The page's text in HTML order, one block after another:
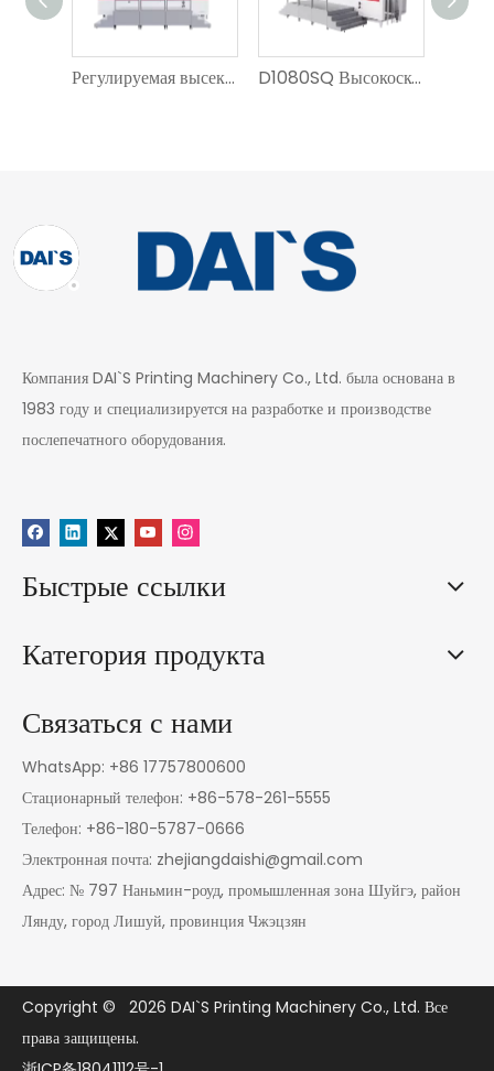
Регулируемая высекальная машина и биговальная машина D1300s D1080SQ Высокоскоростная ротационная автоматическая машина для высечки и биговки
Компания DAI`S Printing Machinery Co., Ltd. была основана в
1983 году и специализируется на разработке и производстве
послепечатного оборудования.
Быстрые ссылки
Категория продукта
Связаться с нами
WhatsApp: +86 17757800600
Стационарный телефон: +86-578-261-5555
Телефон: +86-180-5787-0666
Электронная почта: zhejiangdaishi@gmail.com
Адрес: № 797 Наньмин-роуд, промышленная зона Шуйгэ, район
Лянду, город Лишуй, провинция Чжэцзян
Copyright © 2026 DAI`S Printing Machinery Co., Ltd. Все
права защищены.